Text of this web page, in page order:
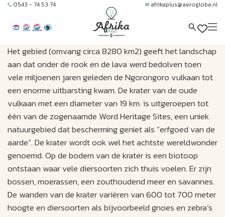
0543 - 74 53 74 afrikaplus@aeroglobe.nl
Het gebied (omvang circa 8280 km2) geeft het landschap
aan dat onder de rook en de lava werd bedolven toen
vele miljoenen jaren geleden de Ngorongoro vulkaan tot
een enorme uitbarsting kwam. De krater van de oude
vulkaan met een diameter van 19 km. is uitgeroepen tot
één van de zogenaamde Word Heritage Sites, een uniek
natuurgebied dat bescherming geniet als “erfgoed van de
aarde”. De krater wordt ook wel het achtste wereldwonder
genoemd. Op de bodem van de krater is een biotoop
ontstaan waar vele diersoorten zich thuis voelen. Er zijn
bossen, moerassen, een zouthoudend meer en savannes.
De wanden van de krater variëren van 600 tot 700 meter
hoogte en diersoorten als bijvoorbeeld gnoes en zebra’s